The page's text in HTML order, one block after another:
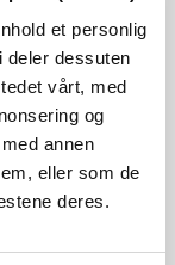
et personlig
deler dessuten
vårt, med
og
annen
eller som de
deres.
ulike
får ansvaret
sektor
overfor
råd og